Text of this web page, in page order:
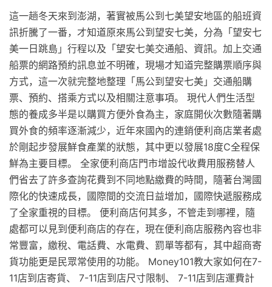
這一趟冬天來到澎湖，著實被馬公到七美望安地區的船班資
訊折騰了一番，才知道原來馬公到望安七美，分為「望安七
美一日跳島」行程以及「望安七美交通船、資訊。加上交通
船票的網路預約訊息並不明確，現場才知道完整購票順序與
方式，這一次就完整地整理「馬公到望安七美」交通船購
票、預約、搭乘方式以及相關注意事項。 現代人們生活型
態的養成多半是以購買方便外食為主，家庭開伙次數隨著購
買外食的頻率逐漸減少，近年來國內的連銷便利商店業者處
於剛起步發展鮮食產業的狀態，其中更以發展18度C全程保
鮮為主要目標。 全家便利商店門市增設代收費用服務替人
們省去了許多查詢花費到不同地點繳費的時間，隨著台灣國
際化的快速成長，國際間的交流日益增加，國際快遞服務成
了全家重視的目標。 便利商店何其多，不管走到哪裡，隨
處都可以見到便利商店的存在，現在便利商店服務內容也非
常豐富，繳稅、電話費、水電費、罰單等都有，其中超商寄
貨功能更是民眾常使用的功能。 Money101教大家如何在7-
11店到店寄貨、 7-11店到店尺寸限制、 7-11店到店運費計